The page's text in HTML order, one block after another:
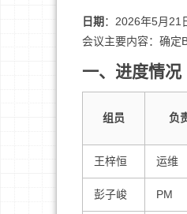
日期 ：2026年5月21
会议主要内容：确定
一、进度情况
组员 负
王梓恒 运维
彭子峻 PM